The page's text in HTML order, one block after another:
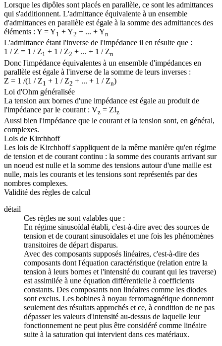
Lorsque les dipôles sont placés en parallèle, ce sont les admittances
qui s'additionnent. L'admittance équivalente à un ensemble
d'admittances en parallèle est égale à la somme des admittances des
éléments : Y = Y1 + Y2 + ... + Yn
L'admittance étant l'inverse de l'impédance il en résulte que :
1 / Z = 1 / Z1 + 1 / Z2 + ... + 1 / Zn
Donc l'impédance équivalentes à un ensemble d'impédances en
parallèle est égale à l'inverse de la somme de leurs inverses :
Z = 1 /(1 / Z1 + 1 / Z2 + ... + 1 / Zn)
Loi d'Ohm généralisée
La tension aux bornes d'une impédance est égale au produit de
l'impédance par le courant : Vz = ZIz
Aussi bien l'impédance que le courant et la tension sont, en général,
complexes.
Lois de Kirchhoff
Les lois de Kirchhoff s'appliquent de la même manière qu'en régime
de tension et de courant continu : la somme des courants arrivant sur
un noeud est nulle et la somme des tensions autour d'une maille est
nulle, mais les courants et les tensions sont représentés par des
nombres complexes.
Validité des règles de calcul
détail
Ces règles ne sont valables que :
En régime sinusoïdal établi, c'est-à-dire avec des sources de
tension et de courant sinusoïdales et une fois les phénomènes
transitoires de départ disparus.
Avec des composants supposés linéaires, c'est-à-dire des
composants dont l'équation caractéristique (relation entre la
tension à leurs bornes et l'intensité du courant qui les traverse)
est assimilée à une équation différentielle à coefficients
constants. Des composants non linéaires comme les diodes
sont exclus. Les bobines à noyau ferromagnétique donneront
seulement des résultats approchés et ce, à condition de ne pas
dépasser les valeurs d'intensité au-dessus de laquelle leur
fonctionnement ne peut plus être considéré comme linéaire
suite à la saturation qui intervient dans ces matériaux.